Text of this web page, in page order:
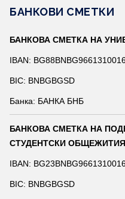
БАНКОВИ СМЕТКИ
БАНКОВА СМЕТКА НА
IBAN:
BIC: BNBGBGSD
Банка: БАНКА БНБ
БАНКОВА СМЕТКА НА
СТУДЕНТСКИ
IBAN:
BIC: BNBGBGSD